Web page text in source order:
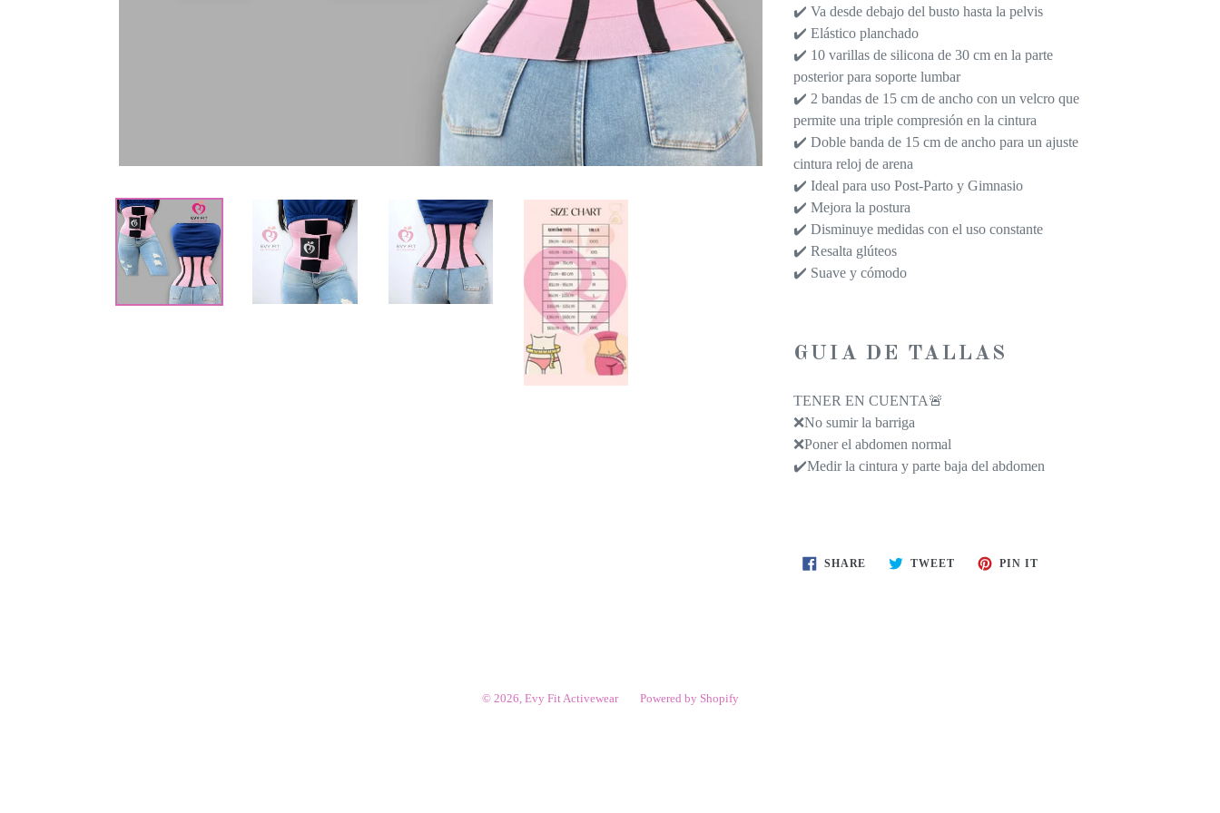
✔️ Va desde debajo del busto hasta la pelvis
✔️ Elástico planchado
✔️ 10 varillas de silicona de 30 cm en la parte
posterior para soporte lumbar
✔️ 2 bandas de 15 cm de ancho con un velcro que
permite una triple compresión en la cintura
✔️ Doble banda de 15 cm de ancho para un ajuste
cintura reloj de arena
✔️ Ideal para uso Post-Parto y Gimnasio
✔️ Mejora la postura
✔️ Disminuye medidas con el uso constante
✔️ Resalta glúteos
✔️ Suave y cómodo
GUIA DE TALLAS
TENER EN CUENTA🚨
❌No sumir la barriga
❌Poner el abdomen normal
✔️Medir la cintura y parte baja del abdomen
SHARE SHARE
TWEET TWEET PIN ITPIN
© 2026, Evy Fit Activewear Powered by Shopify